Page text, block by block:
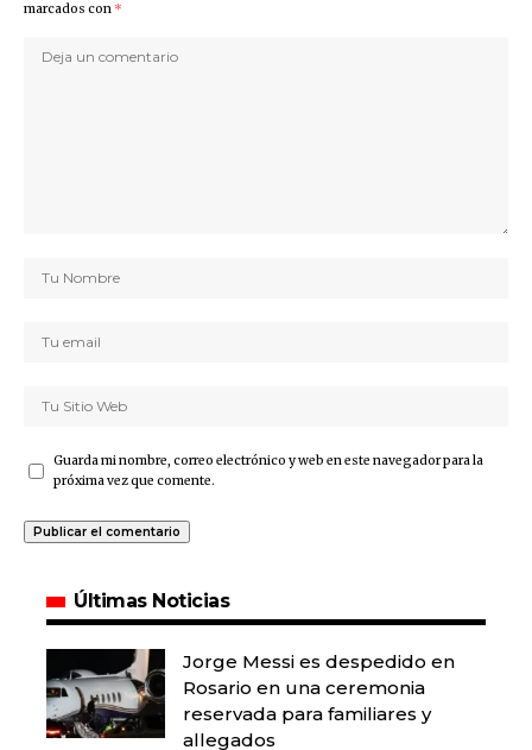
marcados con *
Guarda mi nombre, correo electrónico y web en este navegador para la
próxima vez que comente.
Últimas Noticias
Jorge Messi es despedido en
Rosario en una ceremonia
reservada para familiares y
allegados